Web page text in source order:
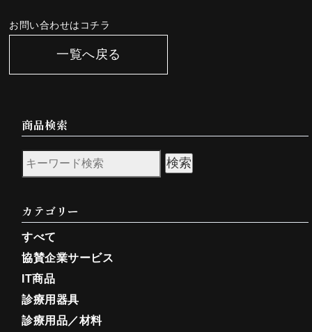
お問い合わせはコチラ
一覧へ戻る
商品検索
検索
カテゴリー
すべて
協賛企業サービス
IT商品
診療用器具
診療用品／材料